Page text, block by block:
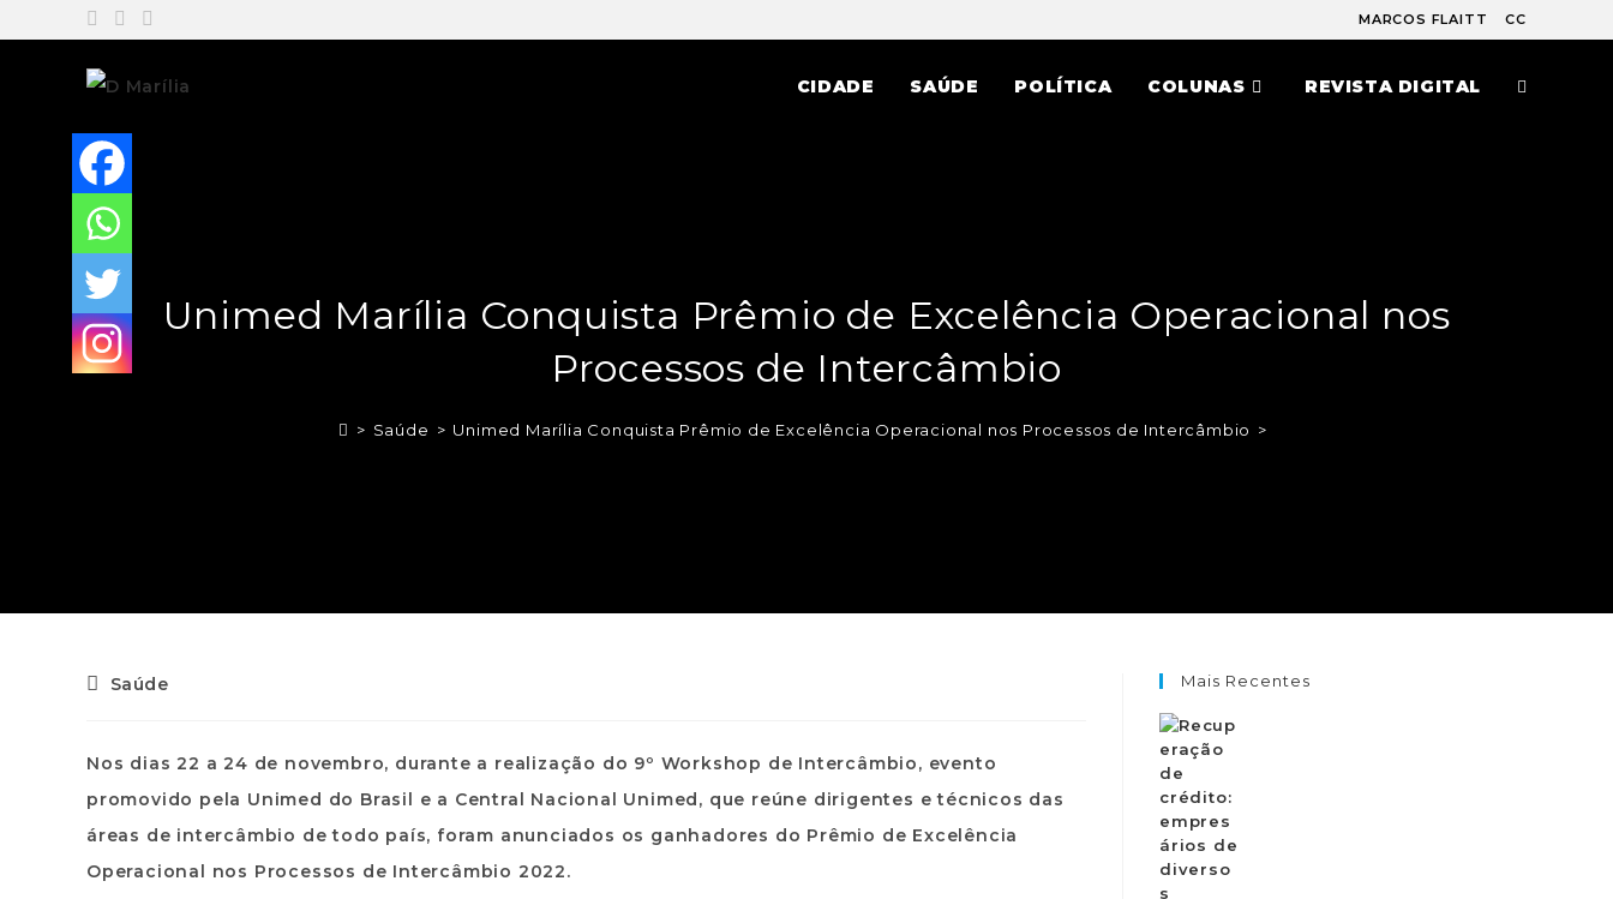
MARCOS FLAITT CC
CIDADE SAÚDE POLÍTICA COLUNAS REVISTA DIGITAL
Unimed Marília Conquista Prêmio de Excelência Operacional nos
Processos de Intercâmbio
> Saúde > Unimed Marília Conquista Prêmio de Excelência Operacional nos Processos de Intercâmbio >
Saúde
Nos dias 22 a 24 de novembro, durante a realização do 9º Workshop de Intercâmbio, evento
promovido pela Unimed do Brasil e a Central Nacional Unimed, que reúne dirigentes e técnicos das
áreas de intercâmbio de todo país, foram anunciados os ganhadores do Prêmio de Excelência
Operacional nos Processos de Intercâmbio 2022.
Mais Recentes